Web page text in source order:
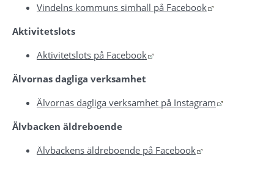
Vindelns kommuns simhall på Facebook
Aktivitetslots
Aktivitetslots på Facebook
Älvornas dagliga verksamhet
Älvornas dagliga verksamhet på Instagram
Älvbacken äldreboende
Älvbackens äldreboende på Facebook